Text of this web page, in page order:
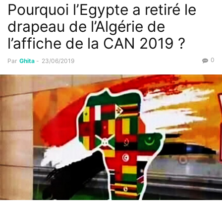
Pourquoi l’Egypte a retiré le
drapeau de l’Algérie de
l’affiche de la CAN 2019 ?
Par Ghita - 23/06/2019 0